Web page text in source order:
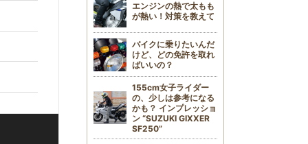
エンジンの熱で太もも
が熱い！対策を教えて
バイクに乗りたいんだ
けど、どの免許を取れ
ばいいの？
155cm女子ライダー
の、少しは参考になる
かも？ インプレッショ
ン “SUZUKI GIXXER
SF250”